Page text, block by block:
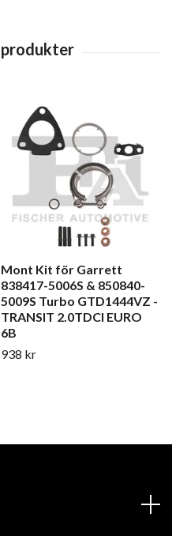
Mont Kit för Garrett
838417-5006S & 850840-
5009S Turbo GTD1444VZ -
TRANSIT 2.0TDCI EURO
6B
938 kr